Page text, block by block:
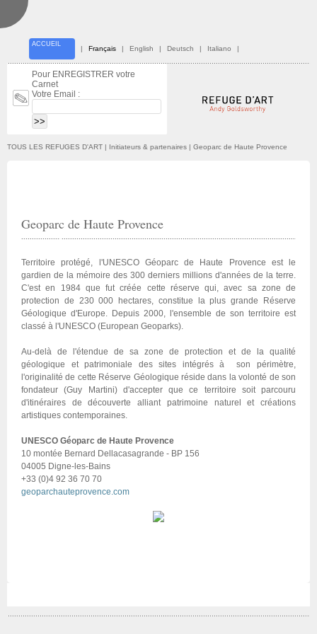
ACCUEIL
| Français | English | Deutsch | Italiano |
Pour ENREGISTRER votre
Carnet
Votre Email :
TOUS LES REFUGES D'ART | Initiateurs & partenaires | Geoparc de Haute Provence
Geoparc de Haute Provence
Territoire protégé, l'UNESCO Géoparc de Haute Provence est le
gardien de la mémoire des 300 derniers millions d'années de la terre.
C'est en 1984 que fut créée cette réserve qui, avec sa zone de
protection de 230 000 hectares, constitue la plus grande Réserve
Géologique d'Europe. Depuis 2000, l'ensemble de son territoire est
classé à l'UNESCO (European Geoparks).
Au-delà de l'étendue de sa zone de protection et de la qualité
géologique et patrimoniale des sites intégrés à son périmètre,
l'originalité de cette Réserve Géologique réside dans la volonté de son
fondateur (Guy Martini) d'accepter que ce territoire soit parcouru
d'itinéraires de découverte alliant patrimoine naturel et créations
artistiques contemporaines.
UNESCO Géoparc de Haute Provence
10 montée Bernard Dellacasagrande - BP 156
04005 Digne-les-Bains
+33 (0)4 92 36 70 70
geoparchauteprovence.com